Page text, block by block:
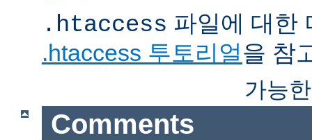
.htaccess 파일에 대한
.htaccess 투토리얼을 참
가능
Comments